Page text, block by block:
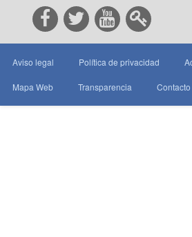
Aviso legal Política de privacidad
Mapa Web Transparencia Contacto